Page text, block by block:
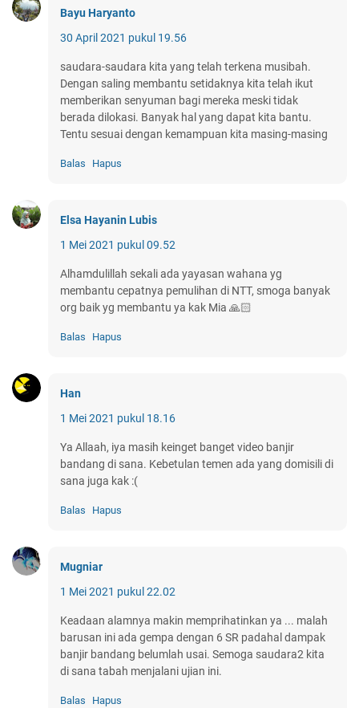
Bayu Haryanto
30 April 2021 pukul 19.56
saudara-saudara kita yang telah terkena musibah.
Dengan saling membantu setidaknya kita telah ikut
memberikan senyuman bagi mereka meski tidak
berada dilokasi. Banyak hal yang dapat kita bantu.
Tentu sesuai dengan kemampuan kita masing-masing
Balas Hapus
Elsa Hayanin Lubis
1 Mei 2021 pukul 09.52
Alhamdulillah sekali ada yayasan wahana yg
membantu cepatnya pemulihan di NTT, smoga banyak
org baik yg membantu ya kak Mia 🙏🏻
Balas Hapus
Han
1 Mei 2021 pukul 18.16
Ya Allaah, iya masih keinget banget video banjir
bandang di sana. Kebetulan temen ada yang domisili di
sana juga kak :(
Balas Hapus
Mugniar
1 Mei 2021 pukul 22.02
Keadaan alamnya makin memprihatinkan ya ... malah
barusan ini ada gempa dengan 6 SR padahal dampak
banjir bandang belumlah usai. Semoga saudara2 kita
di sana tabah menjalani ujian ini.
Balas Hapus